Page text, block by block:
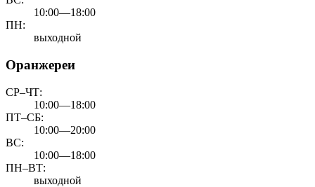
10:00—18:00
ПН:
выходной
Оранжереи
СР–ЧТ:
10:00—18:00
ПТ–СБ:
10:00—20:00
ВС:
10:00—18:00
ПН–ВТ:
выходной